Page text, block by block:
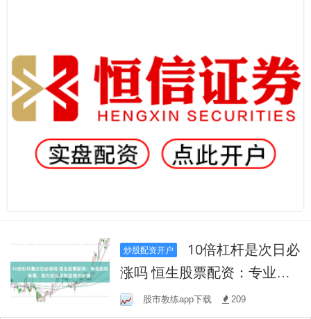
炒股配资开户
涨吗 恒生股票配资：专业投
资利器，助力您实现财富增
股市教练app下载 209